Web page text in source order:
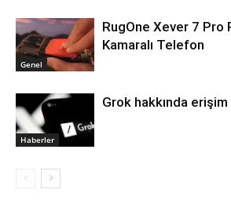
Genel
RugOne Xever 7 Pro
Kamaralı Telefon
Haberler
Grok hakkında